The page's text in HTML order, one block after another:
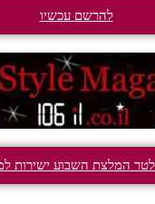
להרשם עכשיו
המלצת השבוע ישירות